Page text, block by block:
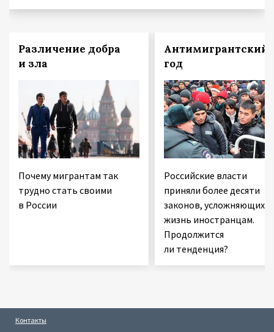
Различение добра
и зла
Почему мигрантам так
трудно стать своими
в России
Антимигрантский
год
Российские власти
приняли более десяти
законов, усложняющих
жизнь иностранцам.
Продолжится
ли тенденция?
Контакты